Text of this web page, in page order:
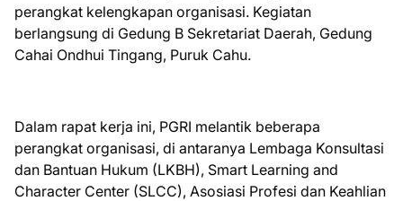
perangkat kelengkapan organisasi. Kegiatan
berlangsung di Gedung B Sekretariat Daerah, Gedung
Cahai Ondhui Tingang, Puruk Cahu.
Dalam rapat kerja ini, PGRI melantik beberapa
perangkat organisasi, di antaranya Lembaga Konsultasi
dan Bantuan Hukum (LKBH), Smart Learning and
Character Center (SLCC), Asosiasi Profesi dan Keahlian